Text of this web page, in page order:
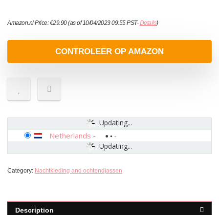
Amazon.nl Price:€29.90(as of 10/04/2023 09:55 PST-Details)
CONTROLEER OP AMAZON
Updating...
Updating...
Netherlands -
Category: Nachtkleding and ochtendjassen
Description